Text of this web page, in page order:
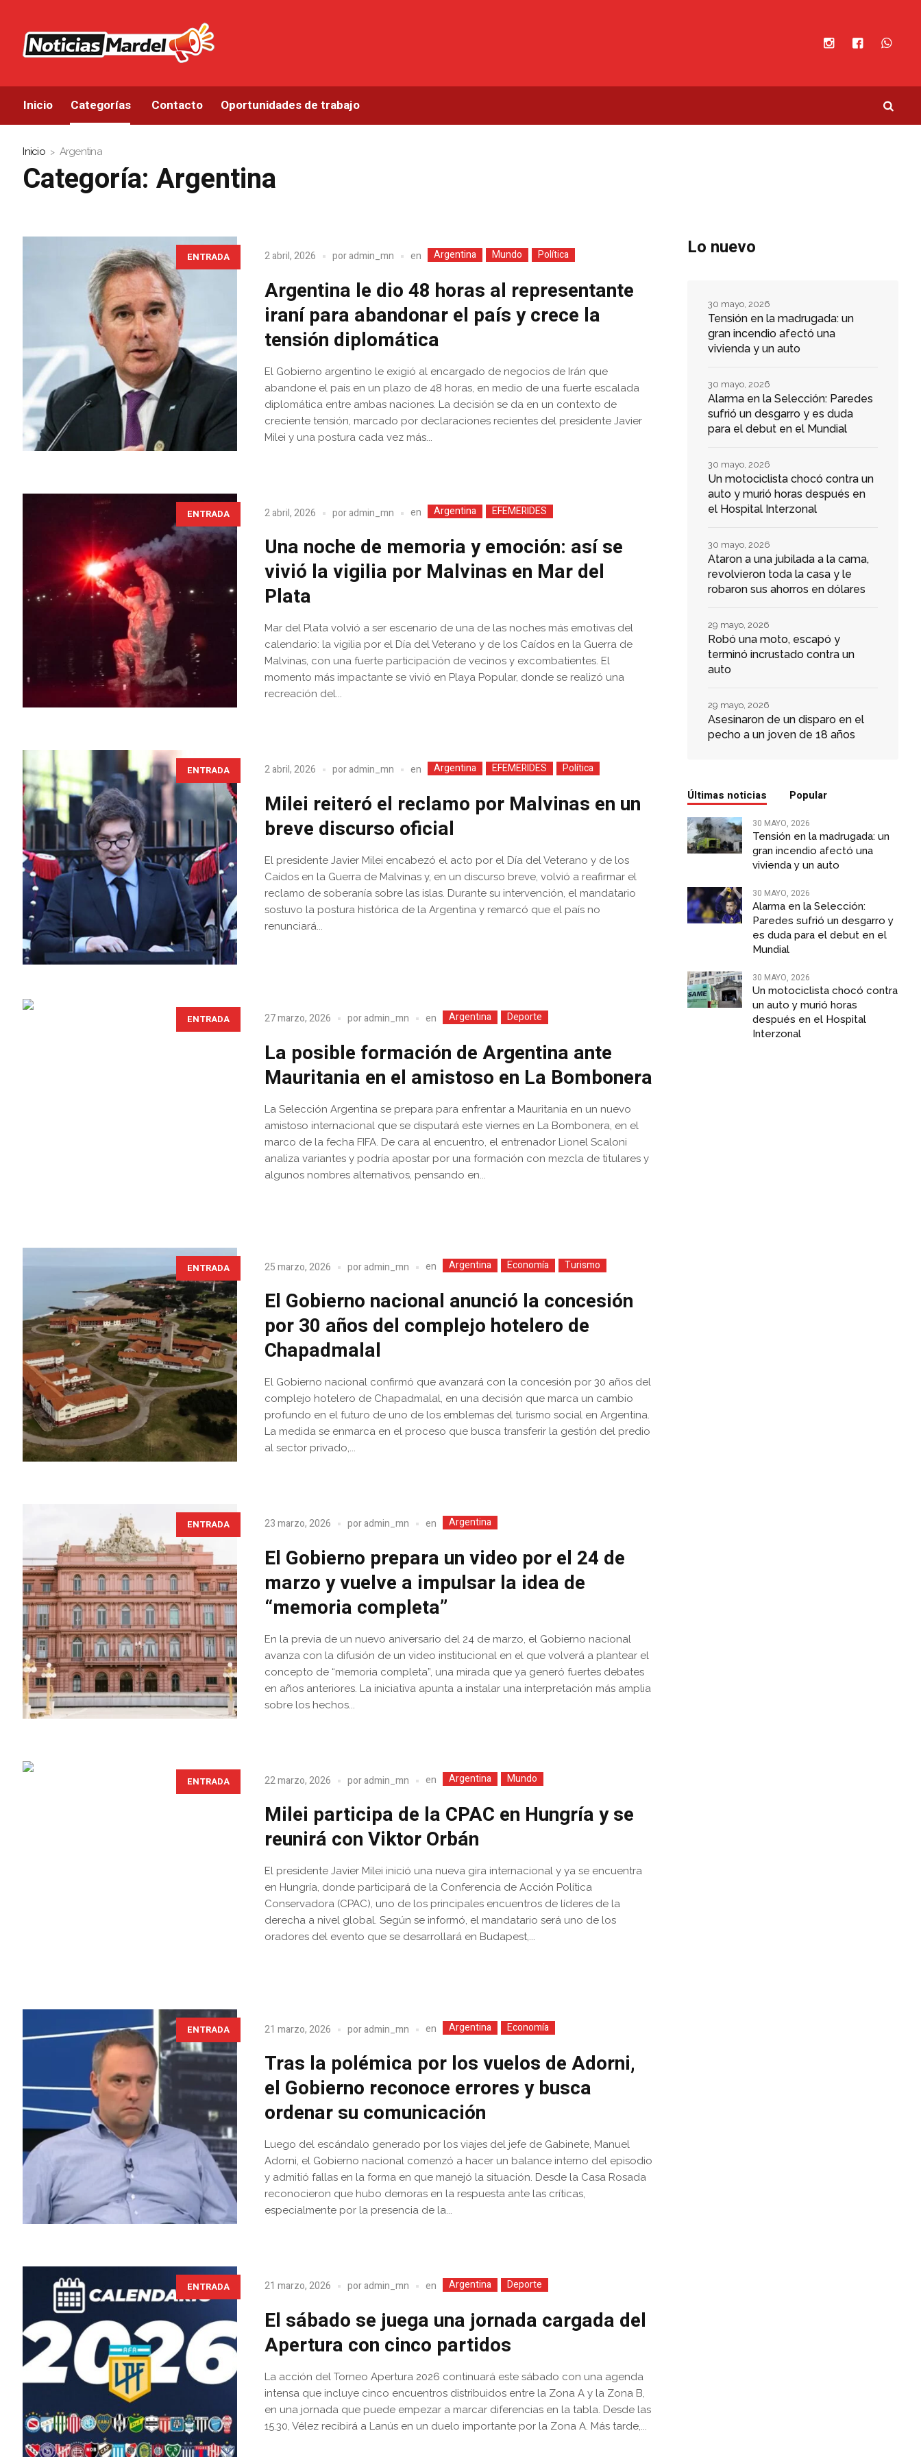
Inicio Categorías Contacto Oportunidades de trabajo
Inicio Argentina
Categoría:Argentina
ENTRADA 2 abril, 2026 poradmin_mn en Argentina Mundo Política
Argentina le dio 48 horas al representante
iraní para abandonar el país y crece la
tensión diplomática
El Gobierno argentino le exigió al encargado de negocios de Irán que
abandone el país en un plazo de 48 horas, en medio de una fuerte escalada
diplomática entre ambas naciones. La decisión se da en un contexto de
creciente tensión, marcado por declaraciones recientes del presidente Javier
Milei y una postura cada vez más...
ENTRADA 2 abril, 2026 poradmin_mn en Argentina EFEMERIDES
Una noche de memoria y emoción: así se
vivió la vigilia por Malvinas en Mar del
Plata
Mar del Plata volvió a ser escenario de una de las noches más emotivas del
calendario: la vigilia por el Día del Veterano y de los Caídos en la Guerra de
Malvinas, con una fuerte participación de vecinos y excombatientes. El
momento más impactante se vivió en Playa Popular, donde se realizó una
recreación del...
ENTRADA 2 abril, 2026 poradmin_mn en Argentina EFEMERIDES Política
Milei reiteró el reclamo por Malvinas en un
breve discurso oficial
El presidente Javier Milei encabezó el acto por el Día del Veterano y de los
Caídos en la Guerra de Malvinas y, en un discurso breve, volvió a reafirmar el
reclamo de soberanía sobre las islas. Durante su intervención, el mandatario
sostuvo la postura histórica de la Argentina y remarcó que el país no
renunciará...
ENTRADA 27 marzo, 2026 poradmin_mn en Argentina Deporte
La posible formación de Argentina ante
Mauritania en el amistoso en La Bombonera
La Selección Argentina se prepara para enfrentar a Mauritania en un nuevo
amistoso internacional que se disputará este viernes en La Bombonera, en el
marco de la fecha FIFA. De cara al encuentro, el entrenador Lionel Scaloni
analiza variantes y podría apostar por una formación con mezcla de titulares y
algunos nombres alternativos, pensando en...
ENTRADA 25 marzo, 2026 poradmin_mn en Argentina Economía Turismo
El Gobierno nacional anunció la concesión
por 30 años del complejo hotelero de
Chapadmalal
El Gobierno nacional confirmó que avanzará con la concesión por 30 años del
complejo hotelero de Chapadmalal, en una decisión que marca un cambio
profundo en el futuro de uno de los emblemas del turismo social en Argentina.
La medida se enmarca en el proceso que busca transferir la gestión del predio
al sector privado,...
ENTRADA 23 marzo, 2026 poradmin_mn en Argentina
El Gobierno prepara un video por el 24 de
marzo y vuelve a impulsar la idea de
“memoria completa”
En la previa de un nuevo aniversario del 24 de marzo, el Gobierno nacional
avanza con la difusión de un video institucional en el que volverá a plantear el
concepto de “memoria completa”, una mirada que ya generó fuertes debates
en años anteriores. La iniciativa apunta a instalar una interpretación más amplia
sobre los hechos...
ENTRADA 22 marzo, 2026 poradmin_mn en Argentina Mundo
Milei participa de la CPAC en Hungría y se
reunirá con Viktor Orbán
El presidente Javier Milei inició una nueva gira internacional y ya se encuentra
en Hungría, donde participará de la Conferencia de Acción Política
Conservadora (CPAC), uno de los principales encuentros de líderes de la
derecha a nivel global. Según se informó, el mandatario será uno de los
oradores del evento que se desarrollará en Budapest,...
ENTRADA 21 marzo, 2026 poradmin_mn en Argentina Economía
Tras la polémica por los vuelos de Adorni,
el Gobierno reconoce errores y busca
ordenar su comunicación
Luego del escándalo generado por los viajes del jefe de Gabinete, Manuel
Adorni, el Gobierno nacional comenzó a hacer un balance interno del episodio
y admitió fallas en la forma en que manejó la situación. Desde la Casa Rosada
reconocieron que hubo demoras en la respuesta ante las críticas,
especialmente por la presencia de la...
ENTRADA 21 marzo, 2026 poradmin_mn en Argentina Deporte
El sábado se juega una jornada cargada del
Apertura con cinco partidos
La acción del Torneo Apertura 2026 continuará este sábado con una agenda
intensa que incluye cinco encuentros distribuidos entre la Zona A y la Zona B,
en una jornada que puede empezar a marcar diferencias en la tabla. Desde las
15.30, Vélez recibirá a Lanús en un duelo importante por la Zona A. Más tarde,...
Lo nuevo
Tensión en la madrugada: un
gran incendio afectó una
vivienda y un auto
30 mayo, 2026
Alarma en la Selección: Paredes
sufrió un desgarro y es duda
para el debut en el Mundial
30 mayo, 2026
Un motociclista chocó contra un
auto y murió horas después en
el Hospital Interzonal
30 mayo, 2026
Ataron a una jubilada a la cama,
revolvieron toda la casa y le
robaron sus ahorros en dólares
30 mayo, 2026
Robó una moto, escapó y
terminó incrustado contra un
auto
29 mayo, 2026
Asesinaron de un disparo en el
pecho a un joven de 18 años
29 mayo, 2026
Últimas noticias Popular
30 MAYO, 2026
Tensión en la madrugada: un
gran incendio afectó una
vivienda y un auto
30 MAYO, 2026
Alarma en la Selección:
Paredes sufrió un desgarro y
es duda para el debut en el
Mundial
30 MAYO, 2026
Un motociclista chocó contra
un auto y murió horas
después en el Hospital
Interzonal